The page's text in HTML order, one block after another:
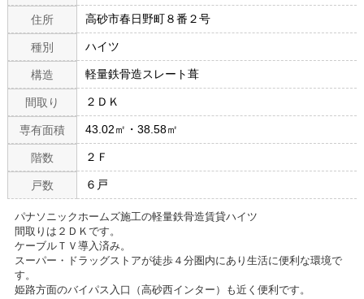
住所 高砂市春日野町８番２号
種別 ハイツ
構造 軽量鉄骨造スレート葺
間取り ２ＤＫ
専有面積 43.02㎡・38.58㎡
階数 ２Ｆ
戸数 ６戸
パナソニックホームズ施工の軽量鉄骨造賃貸ハイツ
間取りは２ＤＫです。
ケーブルＴＶ導入済み。
スーパー・ドラッグストアが徒歩４分圏内にあり生活に便利な環境で
す。
姫路方面のバイパス入口（高砂西インター）も近く便利です。